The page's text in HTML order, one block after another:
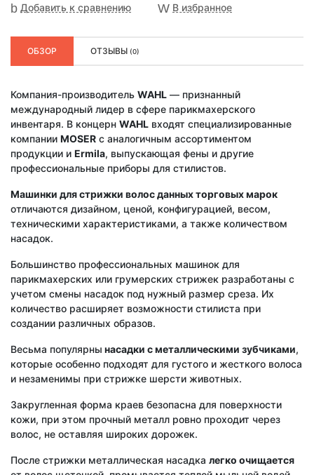
Добавить к сравнению В избранное
ОБЗОР ОТЗЫВЫ (0)
Компания-производитель WAHL — признанный
международный лидер в сфере парикмахерского
инвентаря. В концерн WAHL входят специализированные
компании MOSER с аналогичным ассортиментом
продукции и Ermila, выпускающая фены и другие
профессиональные приборы для стилистов.
Машинки для стрижки волос данных торговых марок
отличаются дизайном, ценой, конфигурацией, весом,
техническими характеристиками, а также количеством
насадок.
Большинство профессиональных машинок для
парикмахерских или грумерских стрижек разработаны с
учетом смены насадок под нужный размер среза. Их
количество расширяет возможности стилиста при
создании различных образов.
Весьма популярны насадки с металлическими зубчиками,
которые особенно подходят для густого и жесткого волоса
и незаменимы при стрижке шерсти животных.
Закругленная форма краев безопасна для поверхности
кожи, при этом прочный металл ровно проходит через
волос, не оставляя широких дорожек.
После стрижки металлическая насадка легко очищается